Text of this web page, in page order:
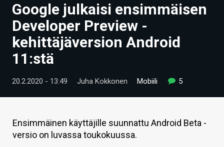
UUTISET
ARTIKKELIT
VIDEOT
TECHBBS
HINTA.FI
Google julkaisi ensimmäisen
Developer Preview -
kehittäjäversion Android
11:stä
20.2.2020 - 13:49 Juha Kokkonen Mobiili 5
Ensimmäinen käyttäjille suunnattu Android Beta -
versio on luvassa toukokuussa.